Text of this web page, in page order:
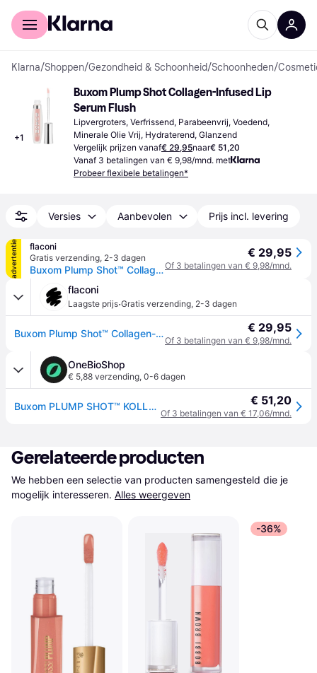
Voor shoppers
Klarna/Shoppen/Gezondheid & Schoonheid/Schoonheden/
+1
Buxom Plump Shot Collagen-Infused Lip
Serum Flush
Lipvergroters, Verfrissend, Parabeenvrij, Voedend,
Minerale Olie Vrij, Hydraterend, Glanzend
Vergelijk prijzen vanaf€ 29,95naar€ 51,20
Vanaf 3 betalingen van € 9,98/mnd. met
Probeer flexibele betalingen*
Versies Aanbevolen Prijs incl. levering
advertentie
flaconi
Gratis verzending, 2-3 dagen
Buxom Plump Shot™ Collagen-Infused Lip Serum Lipgloss - Roze
€ 29,95
Of 3 betalingen van € 9,98/mnd.
flaconi
Laagste prijs·Gratis verzending, 2-3 dagen
Buxom Plump Shot™ Collagen-Infused Lip Serum Lipgloss - Roze € 29,95
Of 3 betalingen van € 9,98/mnd.
OneBioShop
€ 5,88 verzending, 0-6 dagen
Buxom PLUMP SHOT™ KOLLAGEN-INFUSERET kollagenforstærkende lipgloss serum Flush 4ml € 51,20
Of 3 betalingen van € 17,06/mnd.
Gerelateerde producten
We hebben een selectie van producten samengesteld die je
mogelijk interesseren. Alles weergeven
-36%